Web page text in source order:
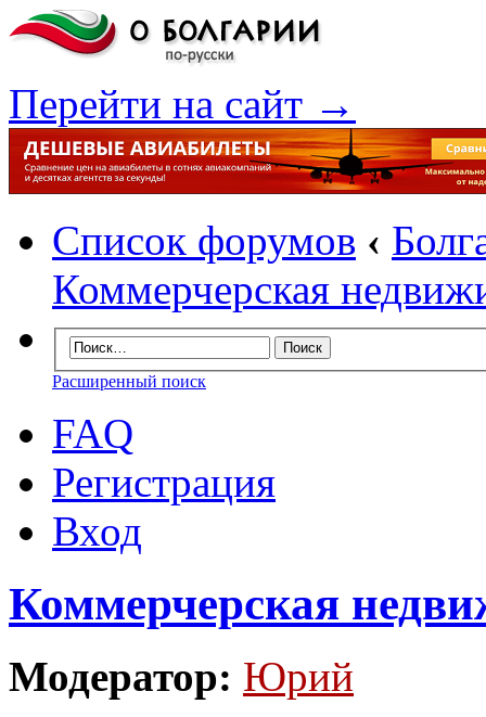
Перейти на сайт →
Список форумов ‹
Коммерчерская
Расширенный поиск
FAQ
Регистрация
Вход
Коммерчерская
Модератор: Юрий